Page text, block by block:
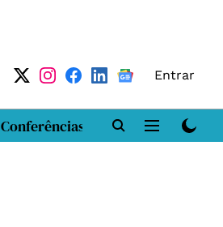
Entrar
Conferências DN LAB